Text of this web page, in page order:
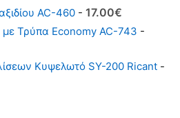
price
43.00€.
τρέχουσα
είναι:
AC-460 - Original
price
30.00€.
17.00€
Η
τρέχουσα
είναι:
με Τρύπα Economy AC-743 -
Κυψελωτό SY-200 Ricant -